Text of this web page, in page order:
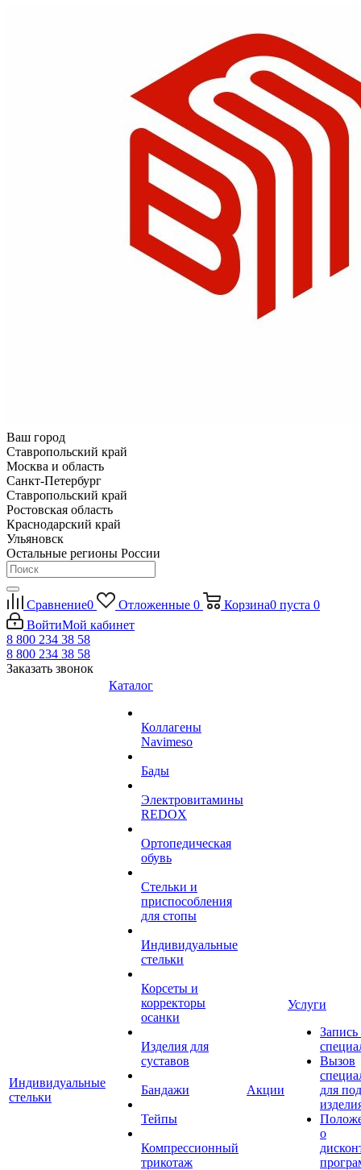
Ваш город
Ставропольский край
Москва и область
Санкт-Петербург
Ставропольский край
Ростовская область
Краснодарский край
Ульяновск
Остальные регионы России
Сравнение0 Отложенные 0 Корзина0 пуста 0
ВойтиМой кабинет
8 800 234 38 58
8 800 234 38 58
Заказать звонок
Индивидуальные
стельки
Каталог
Коллагены
Navimeso
Бады
Электровитамины
REDOX
Ортопедическая
обувь
Стельки и
приспособления
для стопы
Индивидуальные
стельки
Корсеты и
корректоры
осанки
Изделия для
суставов
Бандажи
Тейпы
Компрессионный
трикотаж
Акции
Услуги
Запись
Вызов
для
о